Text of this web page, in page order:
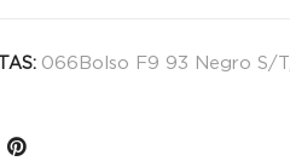
066Bolso F9 93 Negro S/T